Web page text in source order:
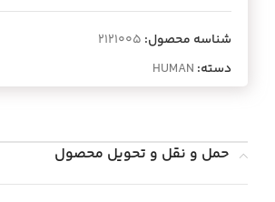
شناسه محصول: 2121005
دسته: HUMAN
حمل و نقل و تحویل محصول